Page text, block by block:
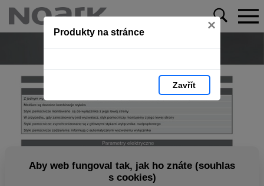
Produkty na stránce ×
Zavřít
Aby web fungoval tak, jak ho znáte (souhlas
s cookies)